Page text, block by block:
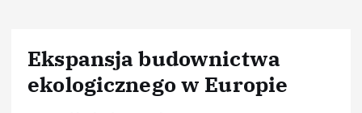
Ekspansja budownictwa
ekologicznego w Europie